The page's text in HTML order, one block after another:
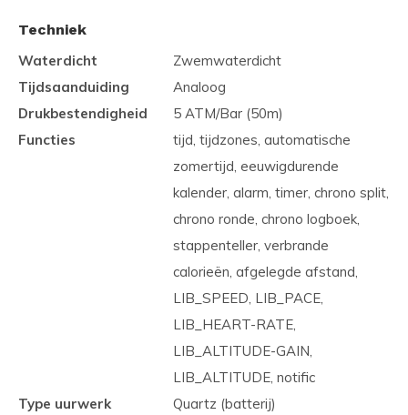
Techniek
Waterdicht
Zwemwaterdicht
Tijdsaanduiding
Analoog
Drukbestendigheid
5 ATM/Bar (50m)
Functies
tijd, tijdzones, automatische
zomertijd, eeuwigdurende
kalender, alarm, timer, chrono split,
chrono ronde, chrono logboek,
stappenteller, verbrande
calorieën, afgelegde afstand,
LIB_SPEED, LIB_PACE,
LIB_HEART-RATE,
LIB_ALTITUDE-GAIN,
LIB_ALTITUDE, notific
Type uurwerk
Quartz (batterij)